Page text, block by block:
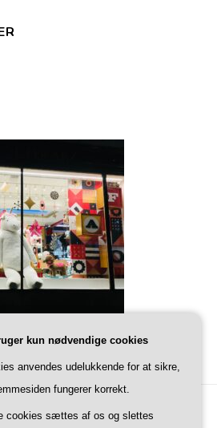
OG INFO PRIVATLIVSPOLITIK
kun nødvendige cookies
anvendes udelukkende for at sikre,
fungerer korrekt.
cookies sættes af os og slettes